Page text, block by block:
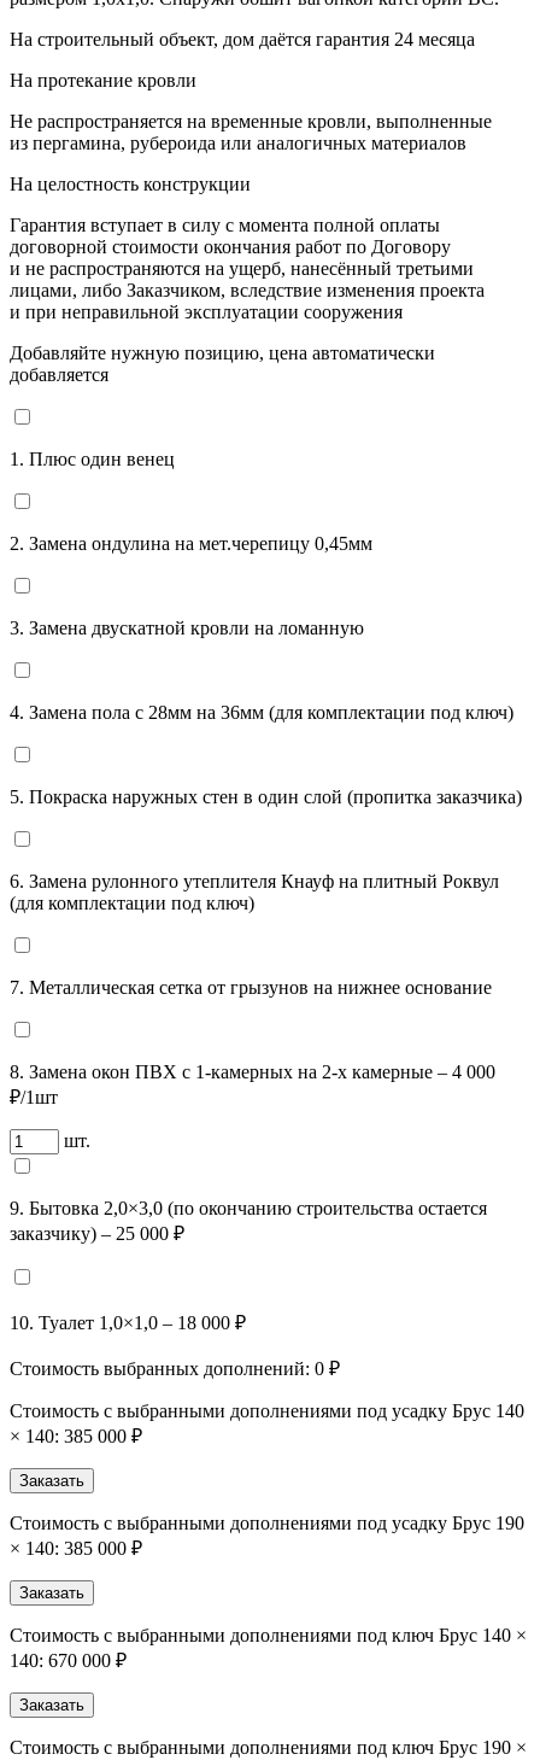
На строительный объект, дом даётся гарантия 24 месяца
На протекание кровли
Не распространяется на временные кровли, выполненные
из пергамина, рубероида или аналогичных материалов
На целостность конструкции
Гарантия вступает в силу с момента полной оплаты
договорной стоимости окончания работ по Договору
и не распространяются на ущерб, нанесённый третьими
лицами, либо Заказчиком, вследствие изменения проекта
и при неправильной эксплуатации сооружения
Добавляйте нужную позицию, цена автоматически
добавляется
1. Плюс один венец
2. Замена ондулина на мет.черепицу 0,45мм
3. Замена двускатной кровли на ломанную
4. Замена пола с 28мм на 36мм (для комплектации под ключ)
5. Покраска наружных стен в один слой (пропитка заказчика)
6. Замена рулонного утеплителя Кнауф на плитный Роквул
(для комплектации под ключ)
7. Металлическая сетка от грызунов на нижнее основание
8. Замена окон ПВХ с 1-камерных на 2-х камерные – 4 000
₽/1шт
шт.
9. Бытовка 2,0×3,0 (по окончанию строительства остается
заказчику) – 25 000 ₽
10. Туалет 1,0×1,0 – 18 000 ₽
Стоимость выбранных дополнений: 0 ₽
Стоимость с выбранными дополнениями под усадку Брус 140
× 140: 385 000 ₽
Заказать
Стоимость с выбранными дополнениями под усадку Брус 190
× 140: 385 000 ₽
Заказать
Стоимость с выбранными дополнениями под ключ Брус 140 ×
140: 670 000 ₽
Заказать
Стоимость с выбранными дополнениями под ключ Брус 190 ×